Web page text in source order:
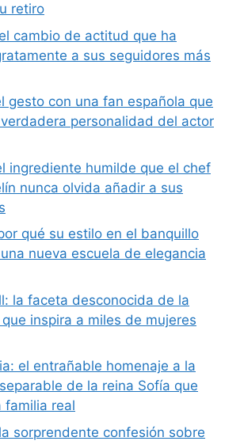
retiro
cambio de actitud que ha
a sus seguidores más
gesto con una fan española que
personalidad del actor
ingrediente humilde que el chef
nunca olvida añadir a sus
qué su estilo en el banquillo
nueva escuela de elegancia
la faceta desconocida de la
inspira a miles de mujeres
el entrañable homenaje a la
de la reina Sofía que
familia real
sorprendente confesión sobre